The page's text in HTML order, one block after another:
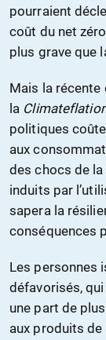
pourraient
coût du net
plus grave que
Mais la récente
la
politiques
aux
des chocs de
induits par
sapera la
conséquences
Les personnes
défavorisés,
une part de
aux produits